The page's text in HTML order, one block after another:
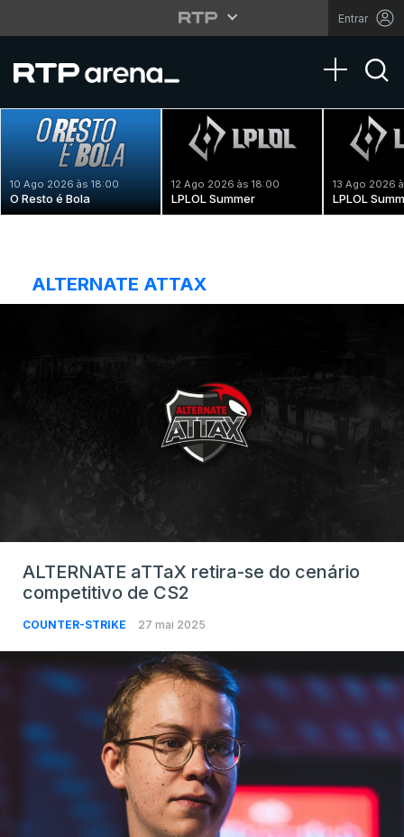
Entrar
Toggle
10 Ago 2026 às 18:00
O Resto é Bola
12 Ago 2026 às 18:00
LPLOL Summer
13 Ago 2026
LPLOL
ALTERNATE ATTAX
ALTERNATE aTTaX retira-se do cenário
competitivo de CS2
COUNTER-STRIKE 27 mai 2025